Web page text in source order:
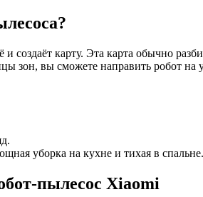
карту. Эта карта обычно
зон, вы сможете направить робот
уборка на кухне и тихая в спальне.
пылесос Xiaomi